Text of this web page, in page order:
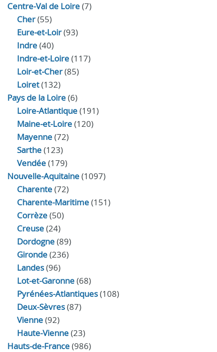
Centre-Val de Loire(7)
Cher(55)
Eure‑et‑Loir(93)
Indre(40)
Indre‑et‑Loire(117)
Loir‑et‑Cher(85)
Loiret(132)
Pays de la Loire(6)
Loire-Atlantique(191)
Maine-et-Loire(120)
Mayenne(72)
Sarthe(123)
Vendée(179)
Nouvelle-Aquitaine(1097)
Charente(72)
Charente-Maritime(151)
Corrèze(50)
Creuse(24)
Dordogne(89)
Gironde(236)
Landes(96)
Lot-et-Garonne(68)
Pyrénées-Atlantiques(108)
Deux-Sèvres(87)
Vienne(92)
Haute-Vienne(23)
Hauts-de-France(986)